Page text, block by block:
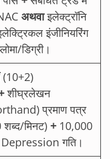
अथवाइलेक्ट्रॉनि
इंजीनियरिंग
डिग्री।
(10+2)
शीघ्रलेखन
प्रमाण पत्र
मिनट) + 10,000
गति।